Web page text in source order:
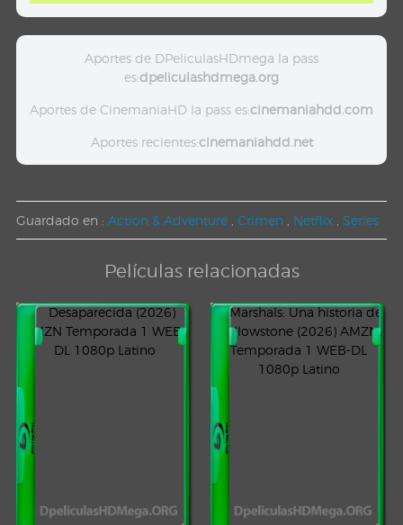
Aportes de DPeliculasHDmega la pass
es:dpeliculashdmega.org
Aportes de CinemaniaHD la pass es:cinemaniahdd.com
Aportes recientes:cinemaniahdd.net
Guardado en : Action & Adventure Crimen Netflix Series
Películas relacionadas